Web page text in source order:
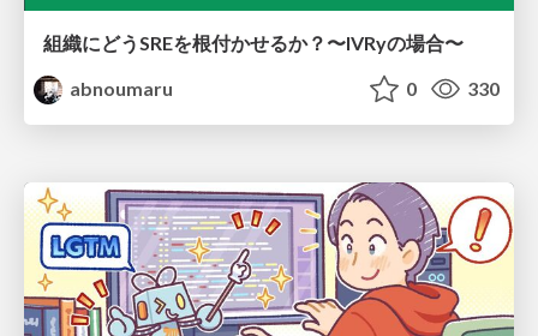
組織にどうSREを根付かせるか？〜IVRyの場合〜
abnoumaru
0 330